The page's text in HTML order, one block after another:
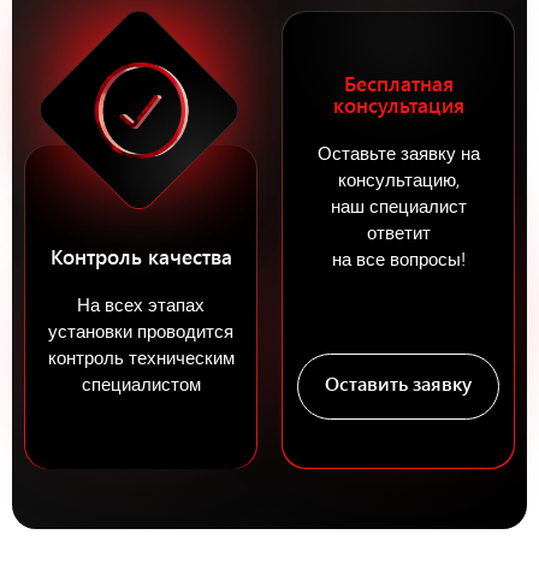
Контроль качества
На всех этапах
установки проводится
контроль техническим
специалистом
Бесплатная
консультация
Оставьте заявку на
консультацию,
наш специалист
ответит
на все вопросы!
Оставить заявку